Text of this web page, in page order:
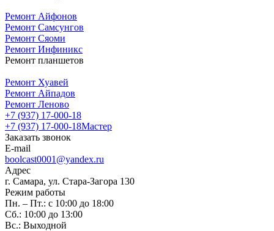
Ремонт Айфонов
Ремонт Самсунгов
Ремонт Сяоми
Ремонт Инфиникс
Ремонт планшетов
Ремонт Хуавей
Ремонт Айпадов
Ремонт Леново
+7 (937) 17-000-18
+7 (937) 17-000-18Мастер
Заказать звонок
E-mail
boolcast0001@yandex.ru
Адрес
г. Самара, ул. Стара-Загора 130
Режим работы
Пн. – Пт.: с 10:00 до 18:00
Сб.: 10:00 до 13:00
Вс.: Выходной